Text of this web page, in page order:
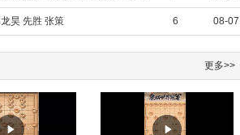
昊 先胜 张策 6 08-07
更多>>